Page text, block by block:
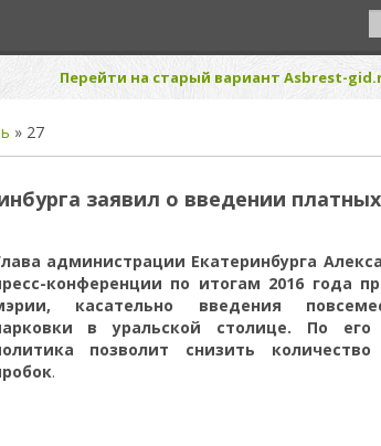
Перейти на старый вариант Asbrest-
» 27
заявил о введении
администрации Екатеринбурга
конференции по итогам 2016 года
касательно введения
в уральской столице. По
позволит снизить количество
.